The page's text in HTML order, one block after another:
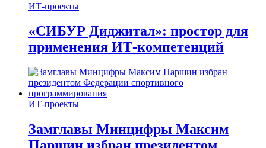
ИТ-проекты
«СИБУР Диджитал»: простор для
применения ИТ-компетенций
ИТ-проекты
Замглавы Минцифры Максим